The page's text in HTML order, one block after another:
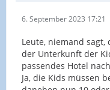
6. September 2023 17:21
Leute, niemand
der Unterkunft der
passendes Hotel
Ja, die Kids müssen